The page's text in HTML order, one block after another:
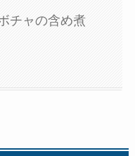
チャの含め煮